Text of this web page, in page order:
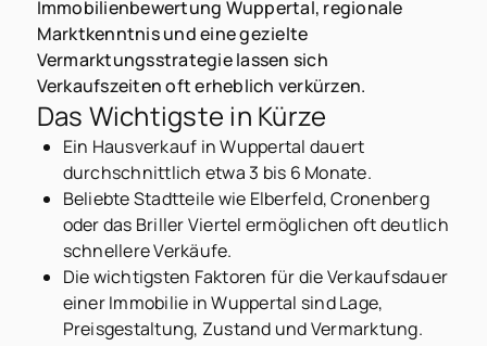
Immobilienbewertung Wuppertal, regionale
Marktkenntnis und eine gezielte
Vermarktungsstrategie lassen sich
Verkaufszeiten oft erheblich verkürzen.
Das Wichtigste in Kürze
Ein Hausverkauf in Wuppertal dauert
durchschnittlich etwa 3 bis 6 Monate.
Beliebte Stadtteile wie Elberfeld, Cronenberg
oder das Briller Viertel ermöglichen oft deutlich
schnellere Verkäufe.
Die wichtigsten Faktoren für die Verkaufsdauer
einer Immobilie in Wuppertal sind Lage,
Preisgestaltung, Zustand und Vermarktung.